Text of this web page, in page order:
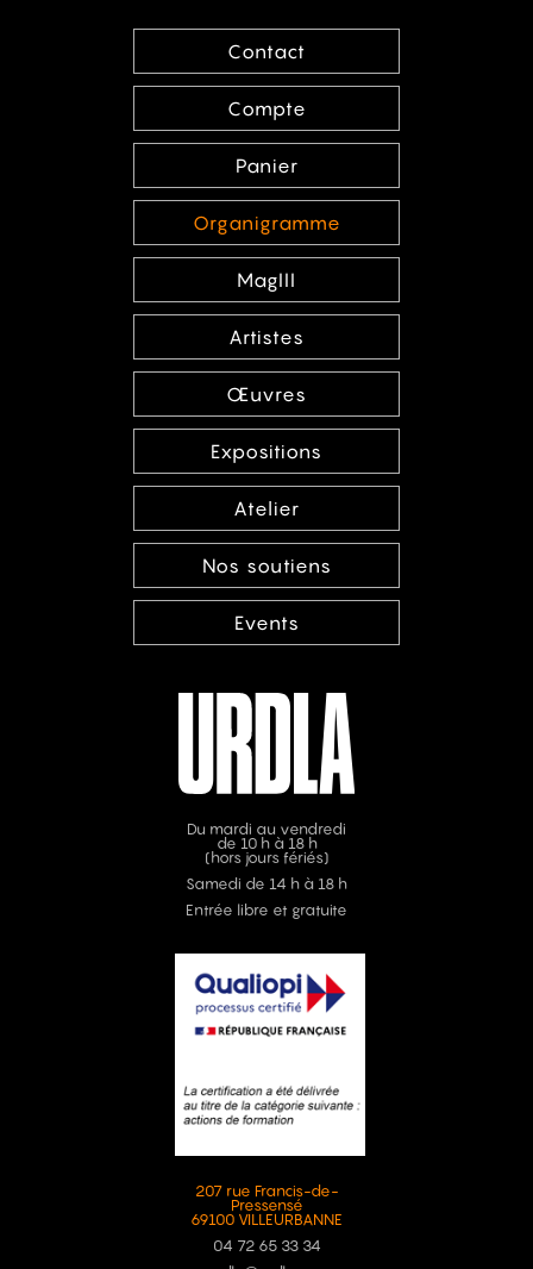
Contact
Compte
Panier
Organigramme
MagIII
Artistes
Œuvres
Expositions
Atelier
Nos soutiens
Events
Du mardi au vendredi
de 10 h à 18 h
(hors jours fériés)
Samedi de 14 h à 18 h
Entrée libre et gratuite
207 rue Francis-de-
Pressensé
69100 VILLEURBANNE
04 72 65 33 34